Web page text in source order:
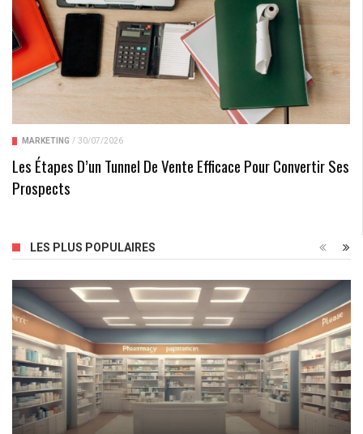
MARKETING / 30/07/2026
Les Étapes D’un Tunnel De Vente Efficace Pour Convertir Ses
Prospects
LES PLUS POPULAIRES